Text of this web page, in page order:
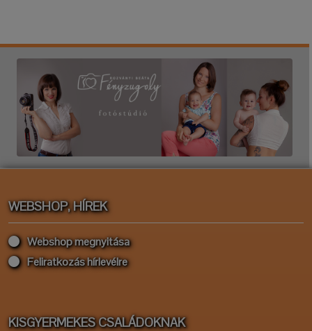
WEBSHOP, HÍREK
Webshop megnyitása
Feliratkozás hírlevélre
KISGYERMEKES CSALÁDOKNAK